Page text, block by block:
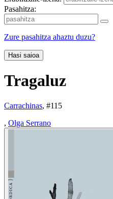
Pasahitza:
Zure pasahitza ahaztu duzu?
Hasi saioa
Tragaluz
Carrachinas, #115
, Olga Serrano